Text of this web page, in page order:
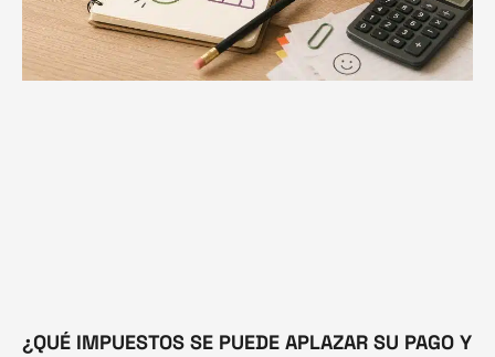
¿QUÉ IMPUESTOS SE PUEDE APLAZAR SU PAGO Y